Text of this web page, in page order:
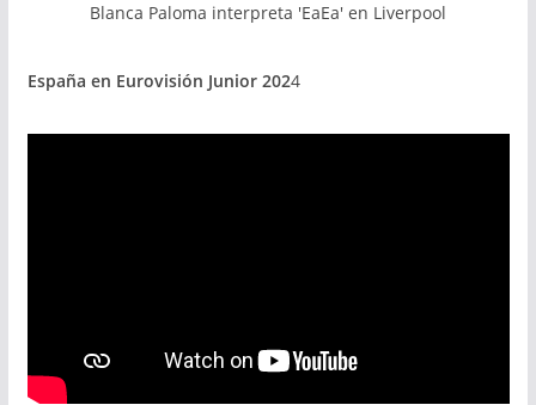
Blanca Paloma interpreta 'EaEa' en Liverpool
España en Eurovisión Junior 2024